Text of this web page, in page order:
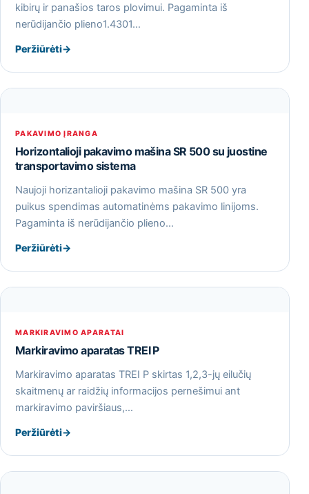
kibirų ir panašios taros plovimui. Pagaminta iš
nerūdijančio plieno1.4301…
Peržiūrėti→
PAKAVIMO ĮRANGA
Horizontalioji pakavimo mašina SR 500 su juostine
transportavimo sistema
Naujoji horizantalioji pakavimo mašina SR 500 yra
puikus spendimas automatinėms pakavimo linijoms.
Pagaminta iš nerūdijančio plieno…
Peržiūrėti→
MARKIRAVIMO APARATAI
Markiravimo aparatas TREI P
Markiravimo aparatas TREI P skirtas 1,2,3-jų eilučių
skaitmenų ar raidžių informacijos pernešimui ant
markiravimo paviršiaus,…
Peržiūrėti→